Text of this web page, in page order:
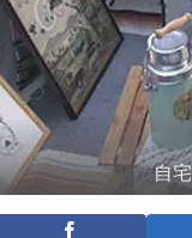
自